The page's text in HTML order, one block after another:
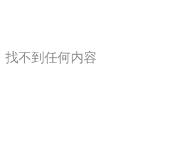
找不到任何内容